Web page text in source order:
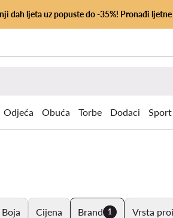
dah ljeta uz popuste do -35%! Pronađi
Odjeća Obuća Torbe Dodaci Sport
Boja Cijena Brand 1 Vrsta